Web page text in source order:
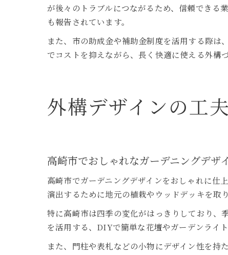
が後々のトラブルにつながるため、信頼できる
も報告されています。
また、市の助成金や補助金制度を活用する際は
でコストを抑えながら、長く快適に使える外構
外構デザインの工
高崎市でおしゃれなガーデニングデザ
高崎市でガーデニングデザインをおしゃれに仕
演出するために地元の植栽やウッドデッキを取
特に高崎市は四季の変化がはっきりしており、
を活用する、DIYで簡単な花壇やガーデンライ
また、門柱や表札などの小物にデザイン性を持